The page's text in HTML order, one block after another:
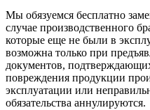
Мы обязуемся бесплатно
случае производственного
которые еще не были в
возможна только при
документов,
повреждения продукции
эксплуатации или
обязательства аннулируются.